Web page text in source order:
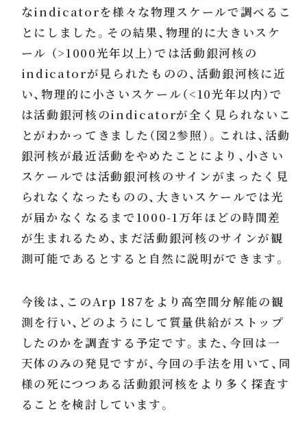
なindicatorを様々な物理スケールで調べるこ
とにしました。その結果、物理的に大きいスケ
ール （>1000光年以上）では活動銀河核の
indicatorが見られたものの、活動銀河核に近
い、物理的に小さいスケール（<10光年以内）で
は活動銀河核のindicatorが全く見られないこ
とがわかってきました（図2参照）。これは、活動
銀河核が最近活動をやめたことにより、小さい
スケールでは活動銀河核のサインがまったく見
られなくなったものの、大きいスケールでは光
が届かなくなるまで1000-1万年ほどの時間差
が生まれるため、まだ活動銀河核のサインが観
測可能であるとすると自然に説明ができます。
今後は、このArp 187をより高空間分解能の観
測を行い、どのようにして質量供給がストップ
したのかを調査する予定です。また、今回は一
天体のみの発見ですが、今回の手法を用いて、同
様の死につつある活動銀河核をより多く探査す
ることを検討しています。